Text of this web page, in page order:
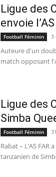
Ligue des
envoie
Football Féminin 3
Auteure d'un
match opposant
Ligue des
Simba
Football Féminin
Rabat – L’AS
tanzanien de